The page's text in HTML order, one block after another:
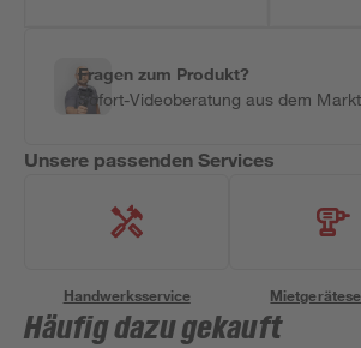
Fragen zum Produkt?
Sofort-Videoberatung aus dem Markt
Unsere passenden Services
Handwerksservice
Häufig dazu gekauft